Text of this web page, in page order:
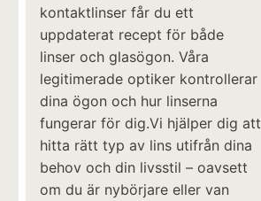
kontaktlinser får du ett
uppdaterat recept för både
linser och glasögon. Våra
legitimerade optiker kontrollerar
dina ögon och hur linserna
fungerar för dig.Vi hjälper dig att
hitta rätt typ av lins utifrån dina
behov och din livsstil – oavsett
om du är nybörjare eller van